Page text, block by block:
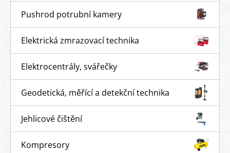
Pushrod potrubní kamery
Elektrická zmrazovací technika
Elektrocentrály, svářečky
Geodetická, měřící a detekční technika
Jehlicové čištění
Kompresory